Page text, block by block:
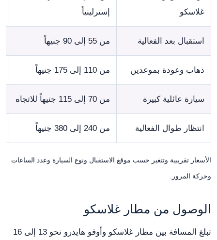
غلاسكو
إسترلينياً
استقبال بعد الفعالية من 55 إلى 90 جنيهاً
ذهاب وعودة بموعدين من 110 إلى 175 جنيهاً
سيارة عائلية كبيرة من 70 إلى 115 جنيهاً للاتجاه
انتظار طوال الفعالية من 240 إلى 380 جنيهاً
الأسعار تقريبية وتتغير حسب موقع الاستقبال ونوع السيارة وعدد الساعات
وحركة المرور.
الوصول من مطار غلاسكو
تبلغ المسافة بين مطار غلاسكو وأوفو هايدرو نحو 13 إلى 16